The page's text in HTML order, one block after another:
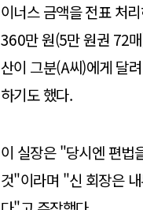
이너스 금액을 전표 처
360만 원(5만 원권 72
산이 그분(A씨)에게 달
하기도 했다.
이 실장은 "당시엔 편법
것"이라며 "신 회장은